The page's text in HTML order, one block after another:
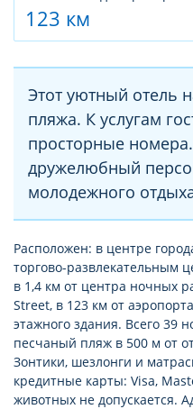
123 км
Этот уютный отель
пляжа. К услугам
просторные
дружелюбный
молодежного
Расположен: в центре
торгово-развлекательным
в 1,4 км от центра ночных
Street, в 123 км от
этажного здания. Всего 39
песчаный пляж в 500 м от
Зонтики, шезлонги и
кредитные карты: Visa,
животных не допускается.